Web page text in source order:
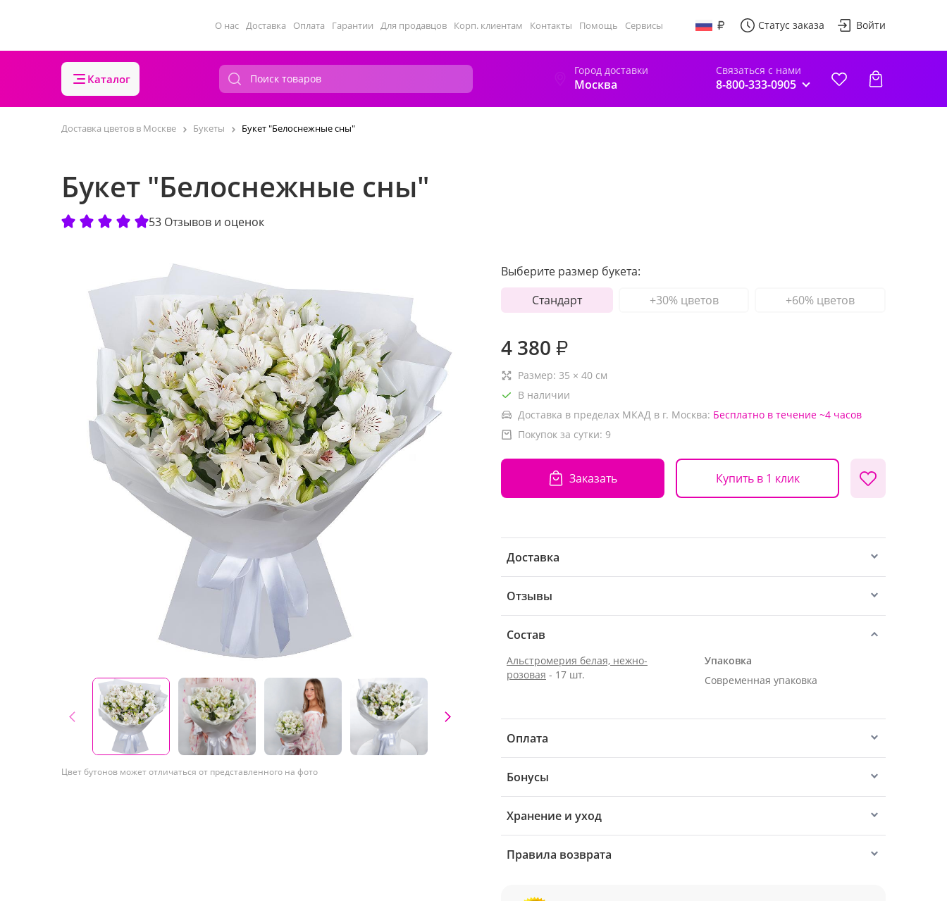
О нас Доставка Оплата Гарантии Для продавцов Корп. клиентам Контакты Помощь Сервисы Статус заказа Войти
Каталог
Город доставки
Москва
Связаться с нами
8-800-333-0905
Доставка цветов в Москве Букеты Букет "Белоснежные сны"
Букет "Белоснежные сны"
53 Отзывов и оценок
Цвет бутонов может отличаться от представленного на фото
Выберите размер букета:
Стандарт
+30% цветов +60% цветов
4 380 ₽
Размер: 35 × 40 см
В наличии
Доставка в пределах МКАД в г. Москва: Бесплатно в течение ~4 часов
Покупок за сутки: 9
Заказать Купить в 1 клик
Доставка
Отзывы
Состав
Альстромерия белая, нежно-
розовая - 17 шт.
Упаковка
Современная упаковка
Оплата
Бонусы
Хранение и уход
Правила возврата